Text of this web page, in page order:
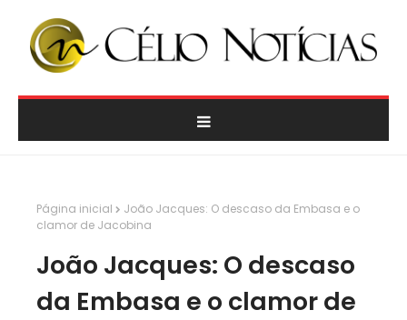
Página inicial
João Jacques: O descaso da Embasa e o
clamor de Jacobina
João Jacques: O descaso
da Embasa e o clamor de